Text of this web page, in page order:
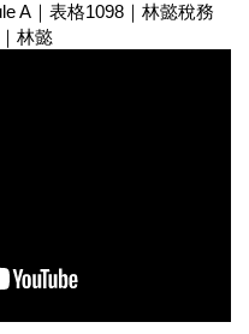
A｜表格1098｜林懿稅務
林懿